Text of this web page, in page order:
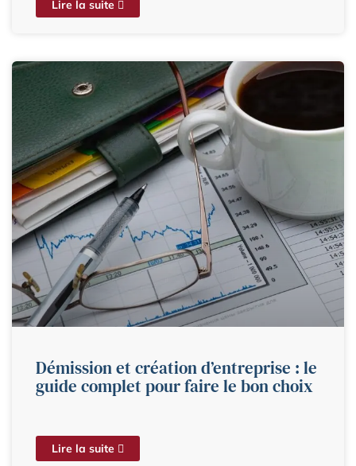
Lire la suite
Démission et création d’entreprise : le
guide complet pour faire le bon choix
Lire la suite